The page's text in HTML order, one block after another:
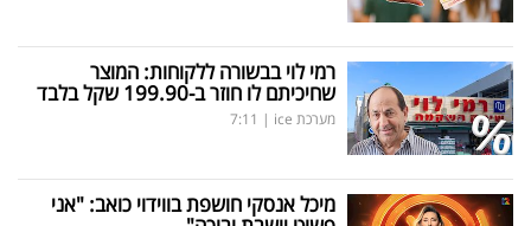
רמי לוי בבשורה ללקוחות: המוצר
שחיכיתם לו חוזר ב-199.90 שקל בלבד
מערכת ice |
7:11
מיכל אנסקי חושפת בווידוי כואב: "אני